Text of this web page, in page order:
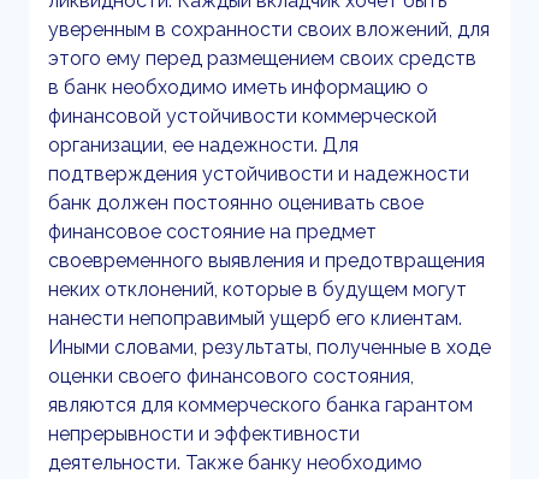
уверенным в сохранности своих вложений, для
этого ему перед размещением своих средств
в банк необходимо иметь информацию о
финансовой устойчивости коммерческой
организации, ее надежности. Для
подтверждения устойчивости и надежности
банк должен постоянно оценивать свое
финансовое состояние на предмет
своевременного выявления и предотвращения
неких отклонений, которые в будущем могут
нанести непоправимый ущерб его клиентам.
Иными словами, результаты, полученные в ходе
оценки своего финансового состояния,
являются для коммерческого банка гарантом
непрерывности и эффективности
деятельности. Также банку необходимо